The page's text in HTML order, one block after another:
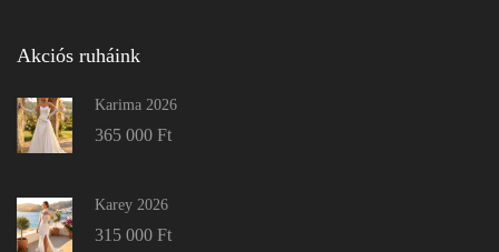
Akciós ruháink
Karima 2026
365 000 Ft
Karey 2026
315 000 Ft